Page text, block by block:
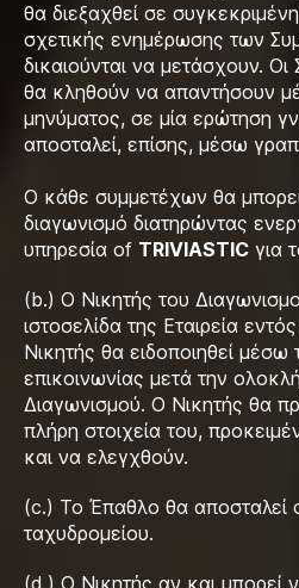
θα διεξαχθεί σε
σχετικής ενημέρωσης των
δικαιούνται να μετάσχουν. Οι
θα κληθούν να απαντήσουν
μηνύματος, σε μία ερώτηση
αποσταλεί, επίσης, μέσω
Ο κάθε συμμετέχων θα
διαγωνισμό διατηρώντας
υπηρεσία of TRIVIASTIC για
(b.) Ο Νικητής του
ιστοσελίδα της Εταιρεία
Νικητής θα ειδοποιηθεί μέσω
επικοινωνίας μετά την
Διαγωνισμού. Ο Νικητής θα
πλήρη στοιχεία του,
και να ελεγχθούν.
(c.) Το Έπαθλο θα αποσταλεί
ταχυδρομείου.
(d.) Ο Νικητής αν και μπορεί